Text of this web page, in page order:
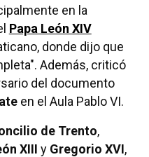
en la
Papa León XIV
donde dijo que
Además, criticó
del documento
en el Aula Pablo VI.
de Trento,
XIII y Gregorio XVI,